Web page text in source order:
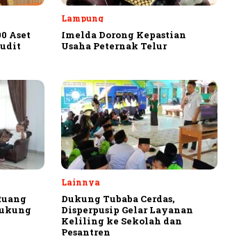
Aset
Lampung
Imelda Dorong Kepastian
Usaha Peternak Telur
Lainnya
Dukung Tubaba Cerdas,
Disperpusip Gelar Layanan
Keliling ke Sekolah dan
Pesantren